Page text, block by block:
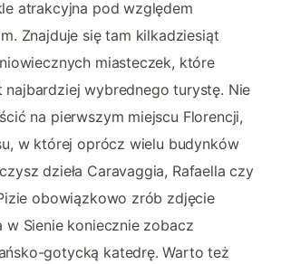
atrakcyjna pod względem
Znajduje się tam kilkadziesiąt
miasteczek, które
najbardziej wybrednego turystę. Nie
na pierwszym miejscu Florencji,
w której oprócz wielu budynków
dzieła Caravaggia, Rafaella czy
obowiązkowo zrób zdjęcie
w Sienie koniecznie zobacz
gotycką katedrę. Warto też